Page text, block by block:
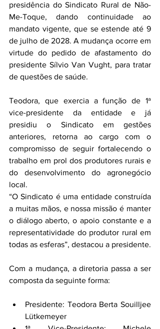
presidência do Sindicato Rural de Não-
Me-Toque, dando continuidade ao
mandato vigente, que se estende até 9
de julho de 2028. A mudança ocorre em
virtude do pedido de afastamento do
presidente Sílvio Van Vught, para tratar
de questões de saúde.
Teodora, que exercia a função de 1ª
vice-presidente da entidade e já
presidiu o Sindicato em gestões
anteriores, retorna ao cargo com o
compromisso de seguir fortalecendo o
trabalho em prol dos produtores rurais e
do desenvolvimento do agronegócio
local.
“O Sindicato é uma entidade construída
a muitas mãos, e nossa missão é manter
o diálogo aberto, o apoio constante e a
representatividade do produtor rural em
todas as esferas”, destacou a presidente.
Com a mudança, a diretoria passa a ser
composta da seguinte forma:
Presidente: Teodora Berta Souilljee
Lütkemeyer